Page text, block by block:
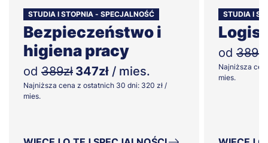
STUDIA I STOPNIA - SPECJALNOŚĆ
Bezpieczeństwo i
higiena pracy
od 389zł 347zł / mies.
Najniższa cena z ostatnich 30 dni: 320 zł /
mies.
STUDIA I
od 389zł
Najniższa
mies.